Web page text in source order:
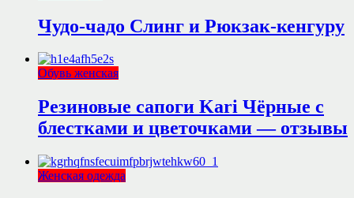
Чудо-чадо Слинг и Рюкзак-кенгуру
Обувь женская
Резиновые сапоги Kari Чёрные с
блестками и цветочками — отзывы
Женская одежда